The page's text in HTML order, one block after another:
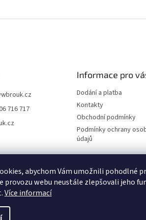
abychom Vám umožnili pohodlné
provozu webu neustále zlepšovali jeho
Více informací
716 717
Informace pro
Dodání a platba
Kontakty
Obchodní podmínky
Podmínky ochrany
údajů